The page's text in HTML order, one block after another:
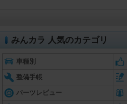
みんカラ 人気のカテゴリ
車種別
整備手帳
パーツレビュー